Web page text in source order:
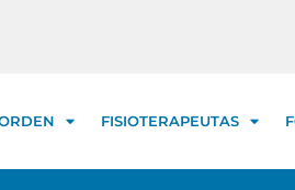
FISIOTERAPEUTAS